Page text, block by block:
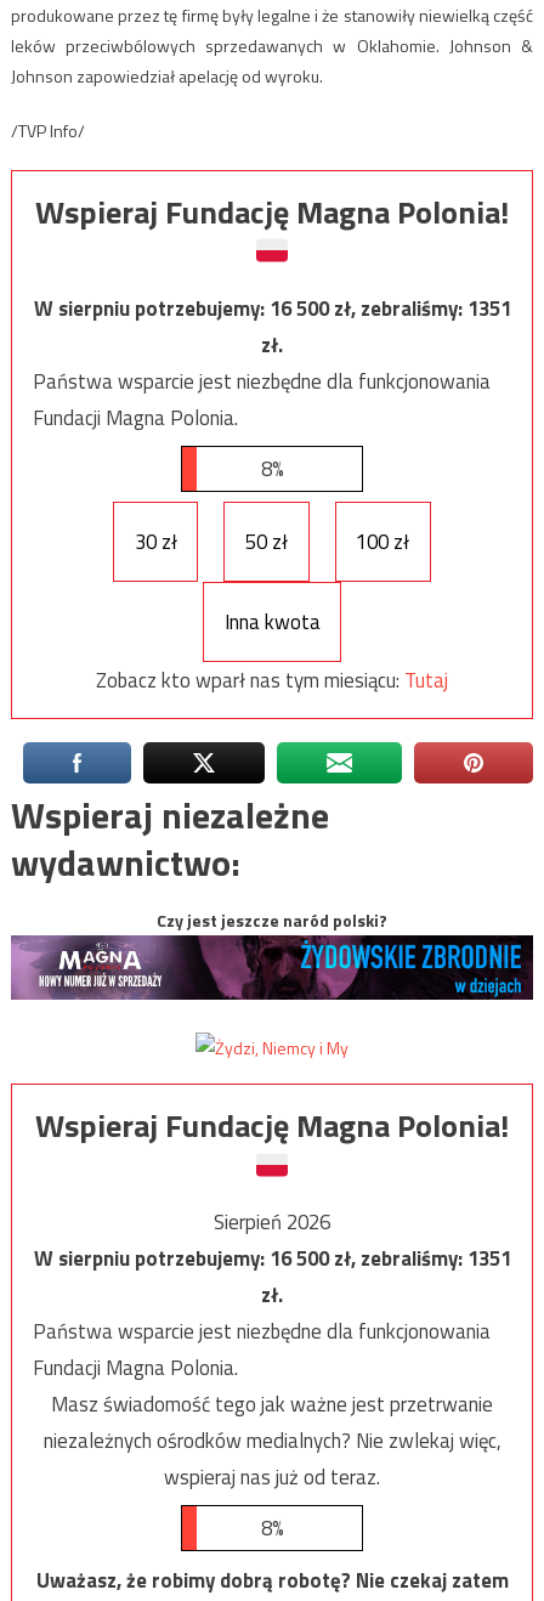
produkowane przez tę firmę były legalne i że stanowiły niewielką część
leków przeciwbólowych sprzedawanych w Oklahomie. Johnson &
Johnson zapowiedział apelację od wyroku.
/TVP Info/
Wspieraj Fundację Magna Polonia!
W sierpniu potrzebujemy:16 500zł, zebraliśmy:1351
zł.
Państwa wsparcie jest niezbędne dla funkcjonowania
Fundacji Magna Polonia.
8%
30 zł 50 zł 100 zł
Inna kwota
Zobacz kto wparł nas tym miesiącu: Tutaj
Wspieraj niezależne
wydawnictwo:
Czy jest jeszcze naród polski?
Wspieraj Fundację Magna Polonia!
Sierpień 2026
W sierpniu potrzebujemy:16 500zł, zebraliśmy:1351
zł.
Państwa wsparcie jest niezbędne dla funkcjonowania
Fundacji Magna Polonia.
Masz świadomość tego jak ważne jest przetrwanie
niezależnych ośrodków medialnych? Nie zwlekaj więc,
wspieraj nas już od teraz.
8%
Uważasz, że robimy dobrą robotę? Nie czekaj zatem